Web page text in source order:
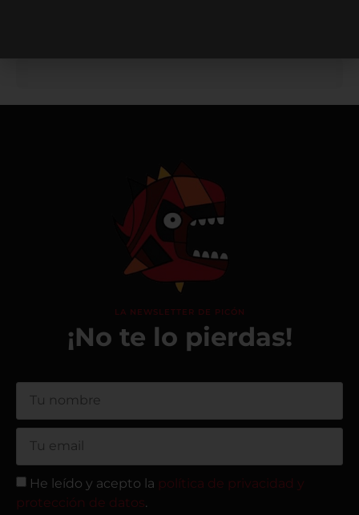
LA NEWSLETTER DE PICÓN
¡No te lo pierdas!
He leído y acepto la política de privacidad y
protección de datos.